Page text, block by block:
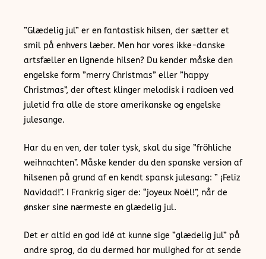
”Glædelig jul” er en fantastisk hilsen, der sætter et
smil på enhvers læber. Men har vores ikke-danske
artsfæller en lignende hilsen? Du kender måske den
engelske form ”merry Christmas” eller ”happy
Christmas”, der oftest klinger melodisk i radioen ved
juletid fra alle de store amerikanske og engelske
julesange.
Har du en ven, der taler tysk, skal du sige ”fröhliche
weihnachten”. Måske kender du den spanske version af
hilsenen på grund af en kendt spansk julesang: ” ¡Feliz
Navidad!”. I Frankrig siger de: “joyeux Noël!”, når de
ønsker sine nærmeste en glædelig jul.
Det er altid en god idé at kunne sige ”glædelig jul” på
andre sprog, da du dermed har mulighed for at sende